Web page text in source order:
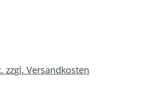
zzgl. Versandkosten